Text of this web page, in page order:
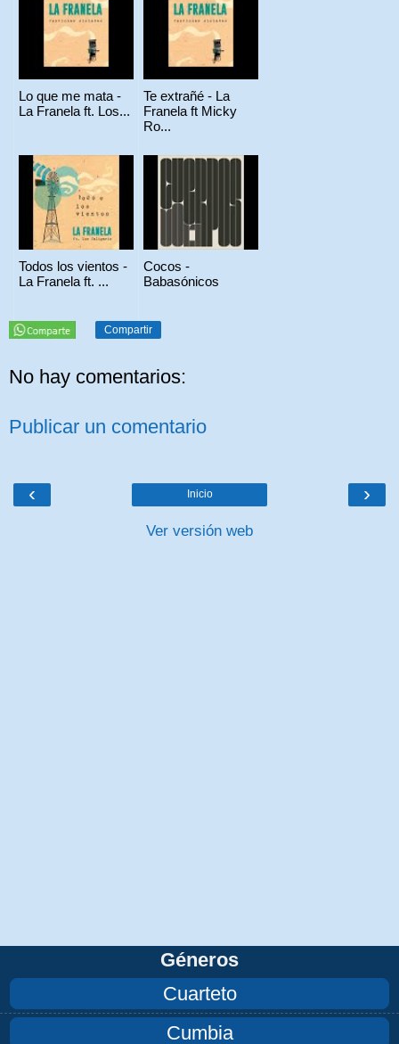
Lo que me mata -
La Franela ft. Los...
Te extrañé - La
Franela ft Micky
Ro...
Todos los vientos -
La Franela ft. ...
Cocos -
Babasónicos
Compartir
No hay comentarios:
Publicar un comentario
‹ ›
Inicio
Ver versión web
Géneros
Cuarteto
Cumbia